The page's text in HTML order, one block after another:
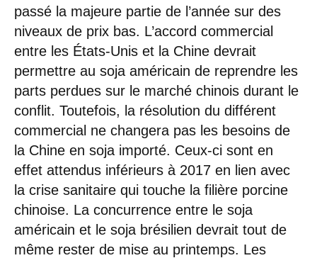
passé la majeure partie de l’année sur des
niveaux de prix bas. L’accord commercial
entre les États-Unis et la Chine devrait
permettre au soja américain de reprendre les
parts perdues sur le marché chinois durant le
conflit. Toutefois, la résolution du différent
commercial ne changera pas les besoins de
la Chine en soja importé. Ceux-ci sont en
effet attendus inférieurs à 2017 en lien avec
la crise sanitaire qui touche la filière porcine
chinoise. La concurrence entre le soja
américain et le soja brésilien devrait tout de
même rester de mise au printemps. Les